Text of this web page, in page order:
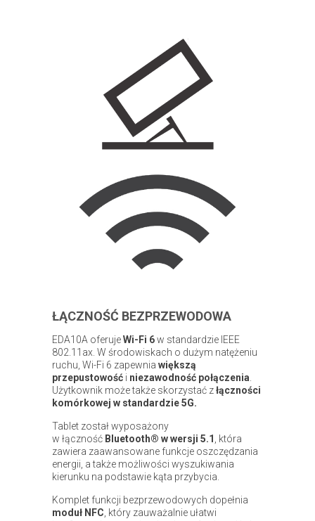
ŁĄCZNOŚĆ BEZPRZEWODOWA
EDA10A oferujeWi-Fi 6w standardzie IEEE
802.11ax. W środowiskach o dużym natężeniu
ruchu, Wi-Fi 6 zapewnia większą
przepustowość i niezawodność połączenia
Użytkownik może także skorzystać złączności
komórkowej w standardzie 5G.
Tablet został wyposażony
w łączność Bluetooth® w wersji 5.1 , która
zawiera zaawansowane funkcje oszczędzania
energii, a także możliwości wyszukiwania
kierunku na podstawie kąta przybycia.
Komplet funkcji bezprzewodowych dopełnia
moduł NFC , który zauważalnie ułatwi